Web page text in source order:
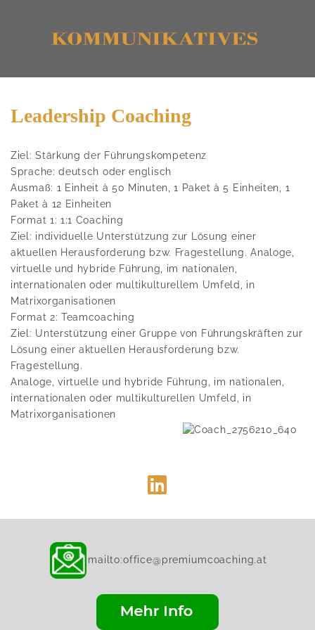
Leadership Coaching
Ziel: Stärkung der Führungskompetenz
Sprache: deutsch oder englisch
Ausmaß: 1 Einheit à 50 Minuten, 1 Paket à 5 Einheiten, 1
Paket à 12 Einheiten
Format 1: 1:1 Coaching
Ziel: individuelle Unterstützung zur Lösung einer
aktuellen Herausforderung bzw. Fragestellung. Analoge,
virtuelle und hybride Führung, im nationalen,
internationalen oder multikulturellem Umfeld, in
Matrixorganisationen
Format 2: Teamcoaching
Ziel: Unterstützung einer Gruppe von Führungskräften zur
Lösung einer aktuellen Herausforderung bzw.
Fragestellung.
Analoge, virtuelle und hybride Führung, im nationalen,
internationalen oder multikulturellen Umfeld, in
Matrixorganisationen
mailto:office@premiumcoaching.at